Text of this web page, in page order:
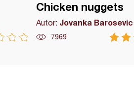
Chicken nuggets
Autor: Jovanka Barosevic
7969